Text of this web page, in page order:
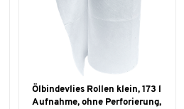
Ölbindevlies Rollen klein, 173 l
Aufnahme, ohne Perforierung,